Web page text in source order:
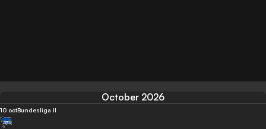
October 2026
10 octBundesliga II